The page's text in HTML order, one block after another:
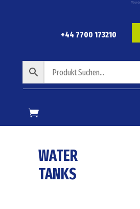
+44 7700 173210
WATER
TANKS